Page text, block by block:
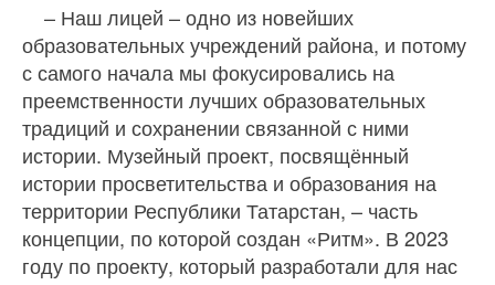
– Наш лицей – одно из новейших
образовательных учреждений района, и потому
с самого начала мы фокусировались на
преемственности лучших образовательных
традиций и сохранении связанной с ними
истории. Музейный проект, посвящённый
истории просветительства и образования на
территории Республики Татарстан, – часть
концепции, по которой создан «Ритм». В 2023
году по проекту, который разработали для нас